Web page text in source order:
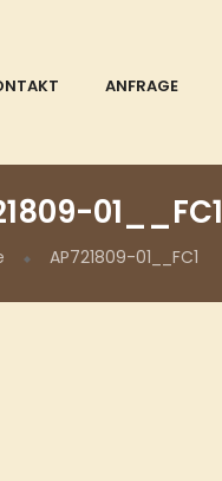
ANFRAGE
01__FC1
AP721809-01__FC1